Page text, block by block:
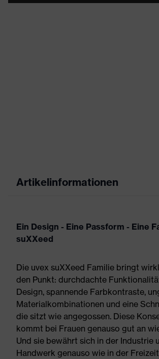
Artikelinformationen
Ein Design - Eine Passform - Eine
suXXeed
Die uvex suXXeed Familie bringt
den Punkt: durchdachte
Design, spannende Farbkontraste,
Materialkombinationen und eine
die sitzt wie angegossen. Diese
kommt bei Frauen genauso gut an
Und sie bewährt sich in der Industrie
Handwerk genauso wie in der